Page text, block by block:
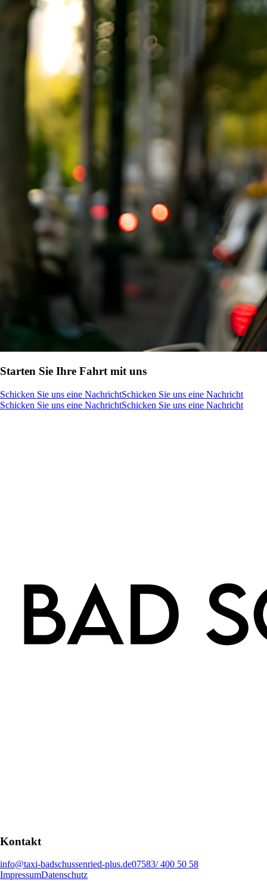
Starten Sie Ihre Fahrt mit uns
Schicken Sie uns eine NachrichtSchicken Sie uns eine Nachricht
Schicken Sie uns eine NachrichtSchicken Sie uns eine Nachricht
Kontakt
info@taxi-badschussenried-plus.de07583/ 400 50 58
ImpressumDatenschutz